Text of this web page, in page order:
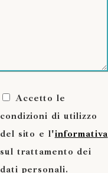
Accetto le
condizioni di utilizzo
del sito e l'informativa
sul trattamento dei
dati personali.